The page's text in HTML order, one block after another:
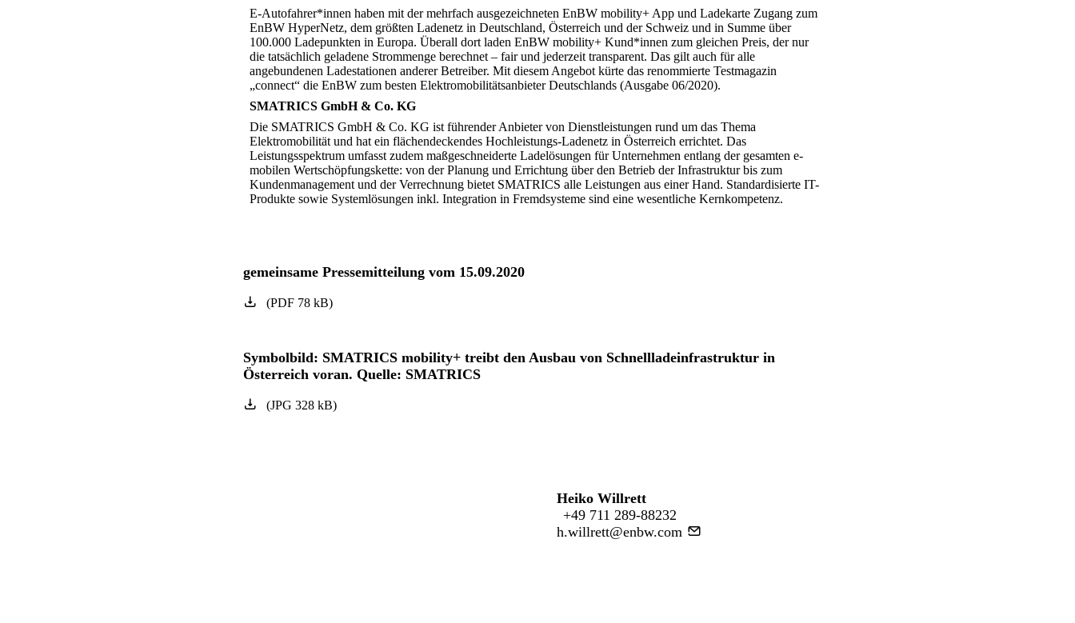
E-Autofahrer*innen haben mit der mehrfach ausgezeichneten EnBW mobility+ App und Ladekarte Zugang zum
EnBW HyperNetz, dem größten Ladenetz in Deutschland, Österreich und der Schweiz und in Summe über
100.000 Ladepunkten in Europa. Überall dort laden EnBW mobility+ Kund*innen zum gleichen Preis, der nur
die tatsächlich geladene Strommenge berechnet – fair und jederzeit transparent. Das gilt auch für alle
angebundenen Ladestationen anderer Betreiber. Mit diesem Angebot kürte das renommierte Testmagazin
„connect“ die EnBW zum besten Elektromobilitätsanbieter Deutschlands (Ausgabe 06/2020).
SMATRICS GmbH & Co. KG
Die SMATRICS GmbH & Co. KG ist führender Anbieter von Dienstleistungen rund um das Thema
Elektromobilität und hat ein flächendeckendes Hochleistungs-Ladenetz in Österreich errichtet. Das
Leistungsspektrum umfasst zudem maßgeschneiderte Ladelösungen für Unternehmen entlang der gesamten e-
mobilen Wertschöpfungskette: von der Planung und Errichtung über den Betrieb der Infrastruktur bis zum
Kundenmanagement und der Verrechnung bietet SMATRICS alle Leistungen aus einer Hand. Standardisierte IT-
Produkte sowie Systemlösungen inkl. Integration in Fremdsysteme sind eine wesentliche Kernkompetenz.
gemeinsame Pressemitteilung vom 15.09.2020
(PDF78 kB)
Symbolbild: SMATRICS mobility+ treibt den Ausbau von Schnellladeinfrastruktur in
Österreich voran. Quelle: SMATRICS
(JPG 328 kB)
Heiko Willrett
+49 711 289-88232
h.willrett@enbw.com